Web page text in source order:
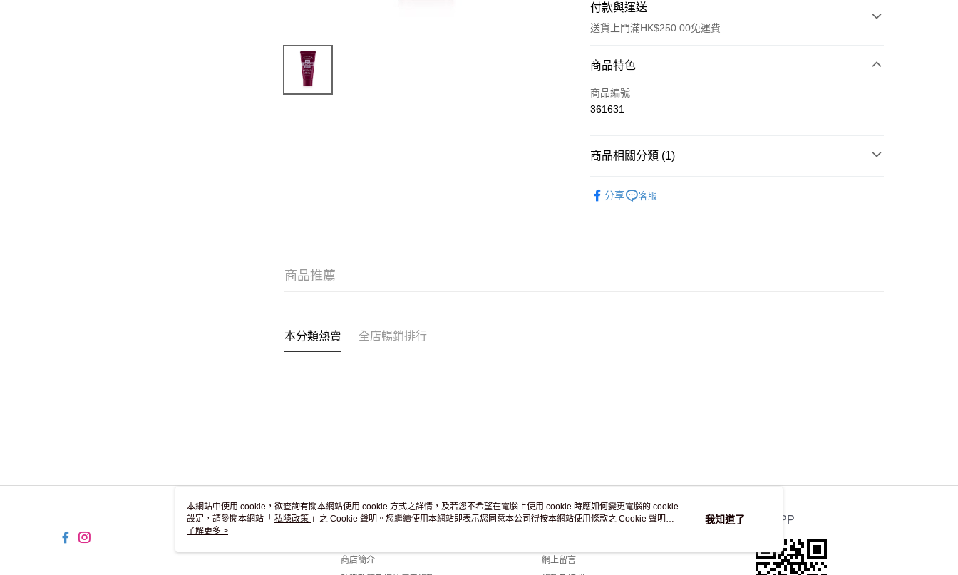
付款與運送
送貨上門滿HK$250.00免運費
付款方式
信用卡
商品特色
商品編號
361631
商品相關分類 (1)
分享
客服
商品推薦
本分類熱賣 全店暢銷排行
關於我們
商店簡介
客戶服務
網上留言
官方APP
本網站中使用 cookie，欲查詢有關本網站使用 cookie 方式之詳情，及若您不希望在電腦上使用 cookie 時應如何變更電腦的 cookie
設定，請參閱本網站「 私隱政策 」之 Cookie 聲明。您繼續使用本網站即表示您同意本公司得按本網站使用條款之 Cookie 聲明使
用 cookie。
了解更多 >
我知道了